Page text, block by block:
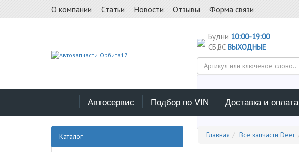
О компании Статьи Новости Отзывы Форма связи
Будни 10:00-19:00
СБ,ВС ВЫХОДНЫЕ
Выберите каталог поиска
Автосервис Подбор по VIN Доставка и оплата
Каталог Главная Все запчасти Deer